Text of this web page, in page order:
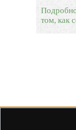
том, как